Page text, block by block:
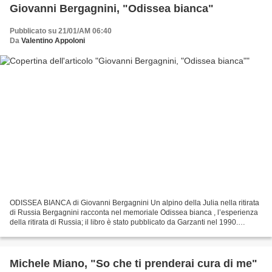
Giovanni Bergagnini, "Odissea bianca"
Pubblicato su 21/01/AM 06:40
Da Valentino Appoloni
ODISSEA BIANCA di Giovanni Bergagnini Un alpino della Julia nella ritirata
di Russia Bergagnini racconta nel memoriale Odissea bianca , l’esperienza
della ritirata di Russia; il libro è stato pubblicato da Garzanti nel 1990.
Michele Miano, "So che ti prenderai cura di me"